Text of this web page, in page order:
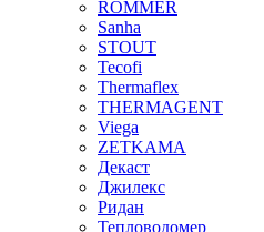
ROMMER
Sanha
STOUT
Tecofi
Thermaflex
THERMAGENT
Viega
ZETKAMA
Декаст
Джилекс
Ридан
Тепловодомер